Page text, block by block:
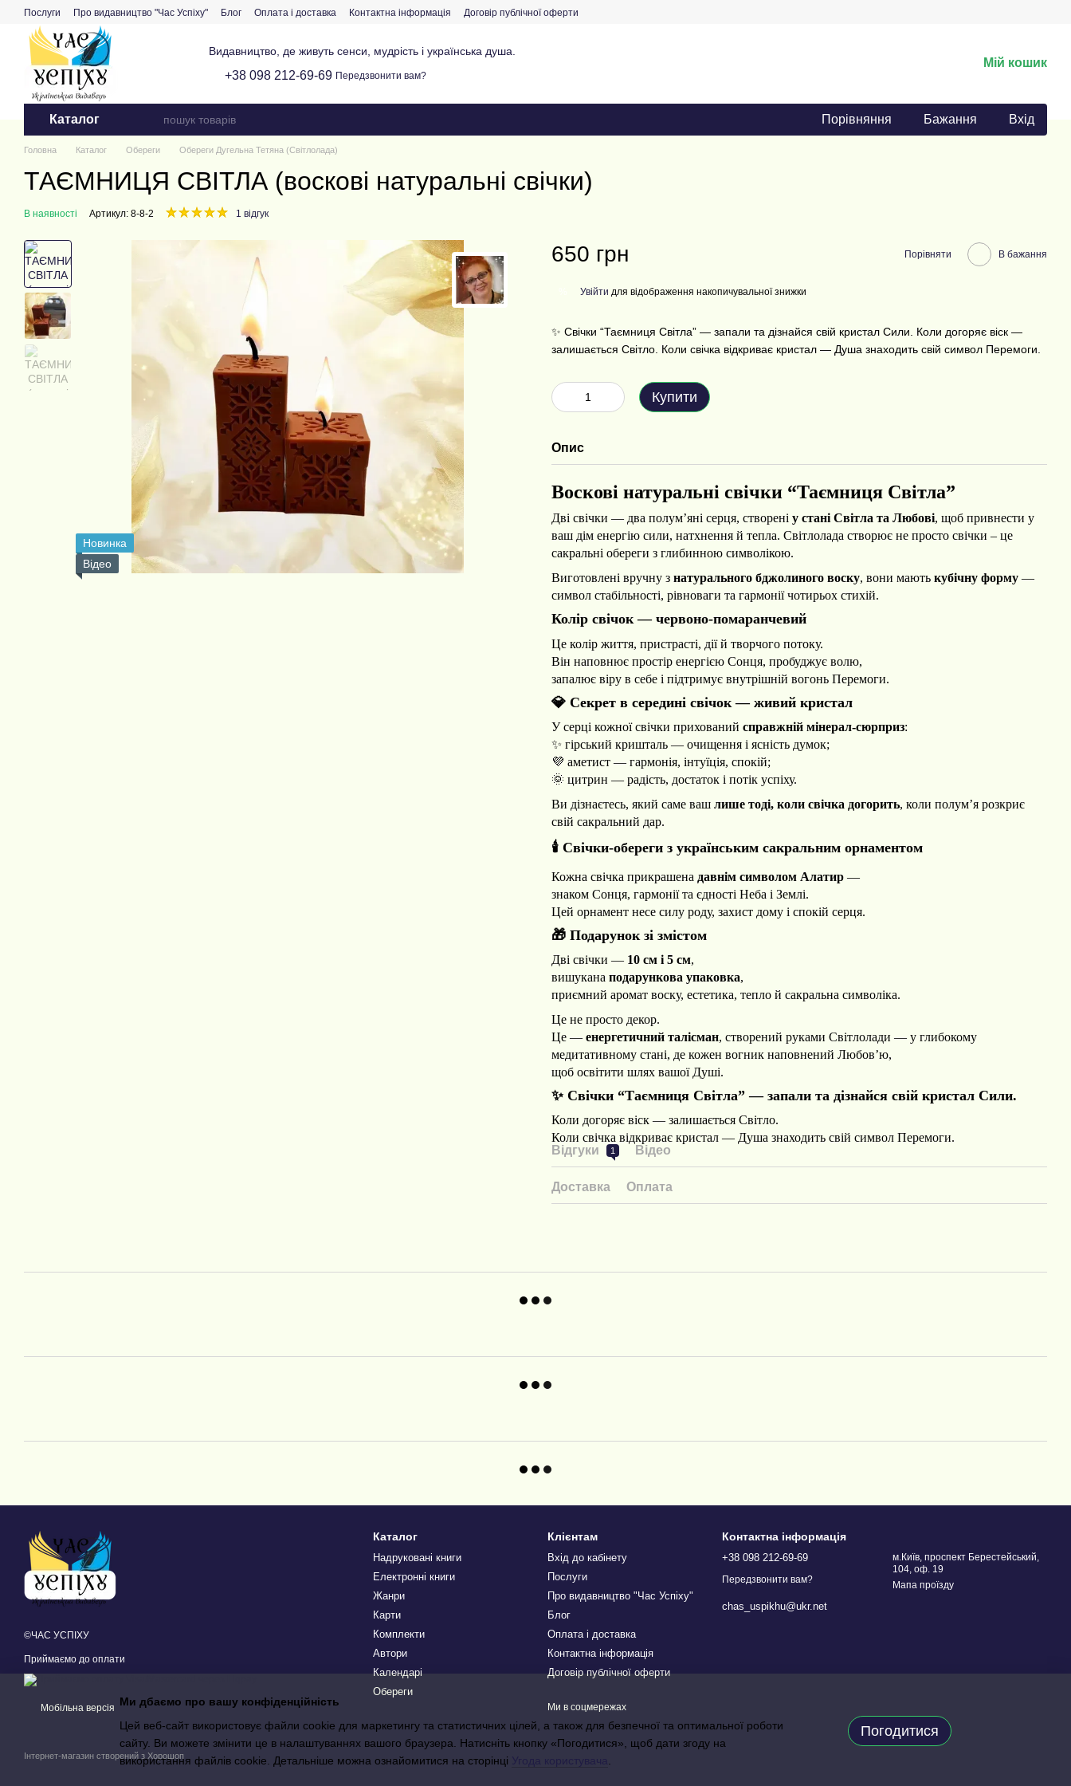
Перейти до основного контенту
Послуги Про видавництво "Час Успіху" Блог Оплата і доставка Контактна інформація Договір публічної оферти
Видавництво, де живуть сенси, мудрість і українська душа.
+38 098 212-69-69 Передзвонити вам?
Мій кошик
Каталог Порівняння Бажання Вхід
Головна Каталог Обереги Обереги Дугельна Тетяна (Світлолада)
ТАЄМНИЦЯ СВІТЛА (воскові натуральні свічки)
В наявності Артикул: 8-8-2 1 відгук
Новинка
Відео
650 грн Порівняти В бажання
Увійти для відображення накопичувальної знижки
✨ Свічки “Таємниця Світла” — запали та дізнайся свій кристал Сили. Коли догоряє віск —
залишається Світло. Коли свічка відкриває кристал — Душа знаходить свій символ Перемоги.
Купити
Опис
Воскові натуральні свічки “Таємниця Світла”
Дві свічки — два полум’яні серця, створені у стані Світла та Любові, щоб привнести у
ваш дім енергію сили, натхнення й тепла. Світлолада створює не просто свічки – це
сакральні обереги з глибинною символікою.
Виготовлені вручну з натурального бджолиного воску, вони мають кубічну форму —
символ стабільності, рівноваги та гармонії чотирьох стихій.
Колір свічок— червоно-помаранчевий
Це колір життя, пристрасті, дії й творчого потоку.
Він наповнює простір енергією Сонця, пробуджує волю,
запалює віру в себе і підтримує внутрішній вогонь Перемоги.
💎 Секрет в середині свічок— живий кристал
У серці кожної свічки прихований справжній мінерал-сюрприз:
✨ гірський кришталь — очищення і ясність думок;
💜 аметист — гармонія, інтуїція, спокій;
🌞 цитрин — радість, достаток і потік успіху.
Ви дізнаєтесь, який саме ваш лише тоді, коли свічка догорить, коли полум’я розкриє
свій сакральний дар.
🕯️ Свічки-обереги з українським сакральним орнаментом
Кожна свічка прикрашена давнім символом Алатир —
знаком Сонця, гармонії та єдності Неба і Землі.
Цей орнамент несе силу роду, захист дому і спокій серця.
🎁 Подарунок зі змістом
Дві свічки — 10 см і 5 см,
вишукана подарункова упаковка,
приємний аромат воску, естетика, тепло й сакральна символіка.
Це не просто декор.
Це — енергетичний талісман, створений руками Світлолади — у глибокому
медитативному стані, де кожен вогник наповнений Любов’ю,
щоб освітити шлях вашої Душі.
✨ Свічки “Таємниця Світла” — запали та дізнайся свій кристал Сили.
Коли догоряє віск — залишається Світло.
Коли свічка відкриває кристал — Душа знаходить свій символ Перемоги.
Відгуки
1 Відео
Доставка Оплата
©ЧАС УСПІХУ
Приймаємо до оплати
Мобільна версія
Інтернет-магазин створений з Хорошоп
Каталог
Надруковані книги
Електронні книги
Жанри
Карти
Комплекти
Автори
Календарі
Обереги
Клієнтам
Вхід до кабінету
Послуги
Про видавництво "Час Успіху"
Блог
Оплата і доставка
Контактна інформація
Договір публічної оферти
Ми в соцмережах
Контактна інформація
+38 098 212-69-69
Передзвонити вам?
chas_uspikhu@ukr.net
м.Київ, проспект Берестейський,
104, оф. 19
Мапа проїзду
Ми дбаємо про вашу конфіденційність
Цей веб-сайт використовує файли cookie для маркетингу та статистичних цілей, а також для безпечної та оптимальної роботи
сайту. Ви можете змінити це в налаштуваннях вашого браузера. Натисніть кнопку «Погодитися», щоб дати згоду на
використання файлів cookie. Детальніше можна ознайомитися на сторінці Угода користувача
Погодитися